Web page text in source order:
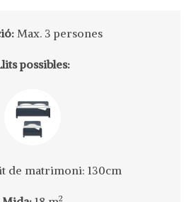
Max. 3 persones
possibles:
de matrimoni: 130cm
2